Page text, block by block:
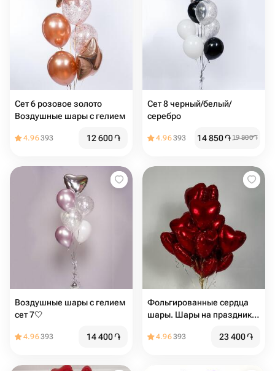
Сет 6 розовое золото
Воздушные шары с гелием
4.96393 12 600֏
Сет 8 черный/белый/
серебро
4.96393 14 850֏19 800֏
Воздушные шары с гелием
сет 7🤍
4.96393 14 400֏
Фольгированные сердца
шары. Шары на праздник.
Подарок на мероприятие.
4.96393 23 400֏